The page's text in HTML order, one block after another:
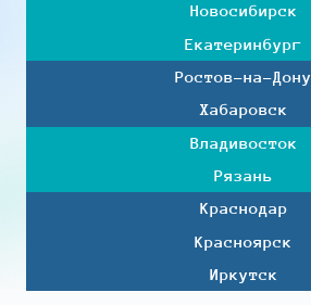
Новосибирск
Екатеринбург
Ростов-на-Дону
Хабаровск
Владивосток
Рязань
Краснодар
Красноярск
Иркутск